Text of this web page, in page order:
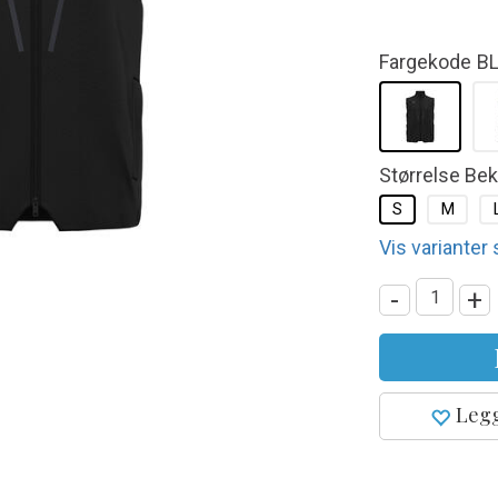
Fargekode
Størrelse
S M
Vis varianter
- +